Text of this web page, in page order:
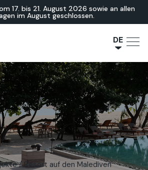
17. bis 21. August 2026 sowie an allen
im August geschlossen.
DE
IT
FR
ES
EN
/Resort auf den Malediven